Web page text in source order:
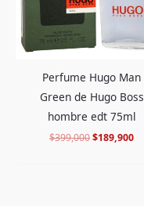
Perfume Hugo Man
Green de Hugo Boss
hombre edt 75ml
$399,000$189,900